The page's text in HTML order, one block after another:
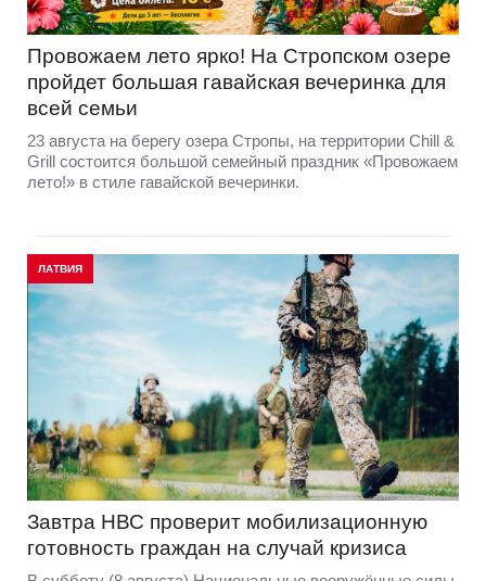
Провожаем лето ярко! На Стропском озере
пройдет большая гавайская вечеринка для
всей семьи
23 августа на берегу озера Стропы, на территории Chill &
Grill состоится большой семейный праздник «Провожаем
лето!» в стиле гавайской вечеринки.
ЛАТВИЯ
Завтра НВС проверит мобилизационную
готовность граждан на случай кризиса